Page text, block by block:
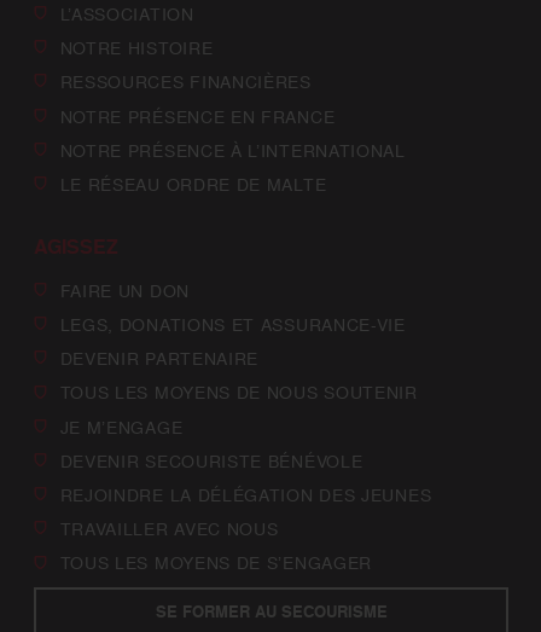
L’ASSOCIATION
NOTRE HISTOIRE
RESSOURCES FINANCIÈRES
NOTRE PRÉSENCE EN FRANCE
NOTRE PRÉSENCE À L’INTERNATIONAL
LE RÉSEAU ORDRE DE MALTE
AGISSEZ
FAIRE UN DON
LEGS, DONATIONS ET ASSURANCE-VIE
DEVENIR PARTENAIRE
TOUS LES MOYENS DE NOUS SOUTENIR
JE M’ENGAGE
DEVENIR SECOURISTE BÉNÉVOLE
REJOINDRE LA DÉLÉGATION DES JEUNES
TRAVAILLER AVEC NOUS
TOUS LES MOYENS DE S’ENGAGER
SE FORMER AU SECOURISME